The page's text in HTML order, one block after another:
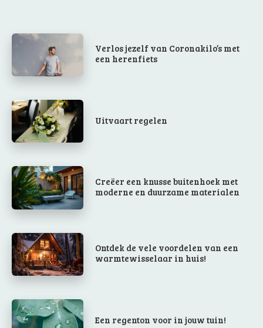
Verlos jezelf van Coronakilo’s met
een herenfiets
Uitvaart regelen
Creëer een knusse buitenhoek met
moderne en duurzame materialen
Ontdek de vele voordelen van een
warmtewisselaar in huis!
Een regenton voor in jouw tuin!